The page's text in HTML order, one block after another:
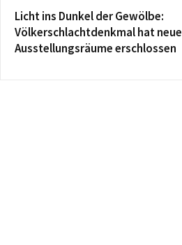
Licht ins Dunkel der Gewölbe:
Völkerschlachtdenkmal hat neue
Ausstellungsräume erschlossen